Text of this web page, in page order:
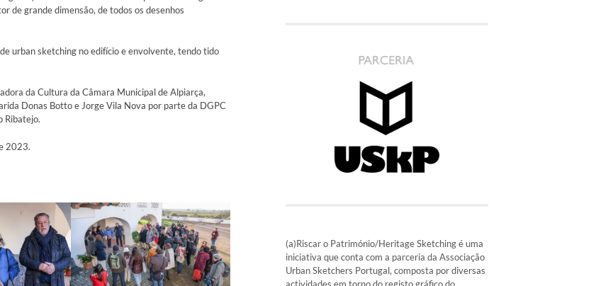
de grande dimensão, de todos os desenhos
urban sketching no edifício e envolvente, tendo tido
da Cultura da Câmara Municipal de Alpiarça,
Donas Botto e Jorge Vila Nova por parte da DGPC
Ribatejo.
2023.
(a)Riscar o Património/Heritage Sketching é uma
iniciativa que conta com a parceria da Associação
Urban Sketchers Portugal, composta por diversas
actividades em torno do registo gráfico do